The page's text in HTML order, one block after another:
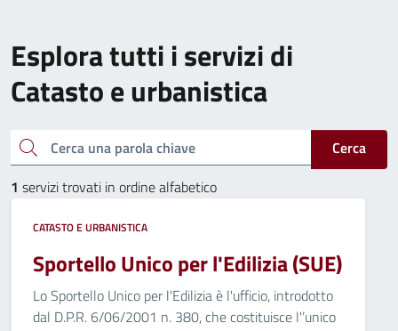
Esplora tutti i servizi di
Catasto e urbanistica
Cerca una parola chiave
Cerca
1 servizi trovati in ordine alfabetico
CATASTO E URBANISTICA
Sportello Unico per l'Edilizia (SUE)
Lo Sportello Unico per l'Edilizia è l'ufficio, introdotto
dal D.P.R. 6/06/2001 n. 380, che costituisce l'’unico